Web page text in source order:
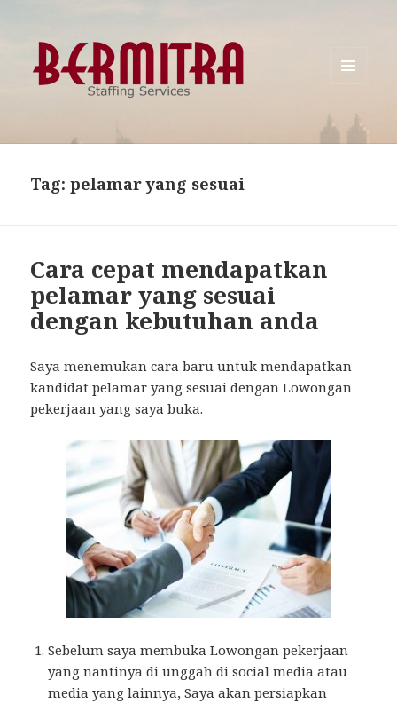
Tag:pelamar yang sesuai
Cara cepat mendapatkan
pelamar yang sesuai
dengan kebutuhan anda
Saya menemukan cara baru untuk mendapatkan
kandidat pelamar yang sesuai dengan Lowongan
pekerjaan yang saya buka.
Sebelum saya membuka Lowongan pekerjaan
yang nantinya di unggah di social media atau
media yang lainnya, Saya akan persiapkan